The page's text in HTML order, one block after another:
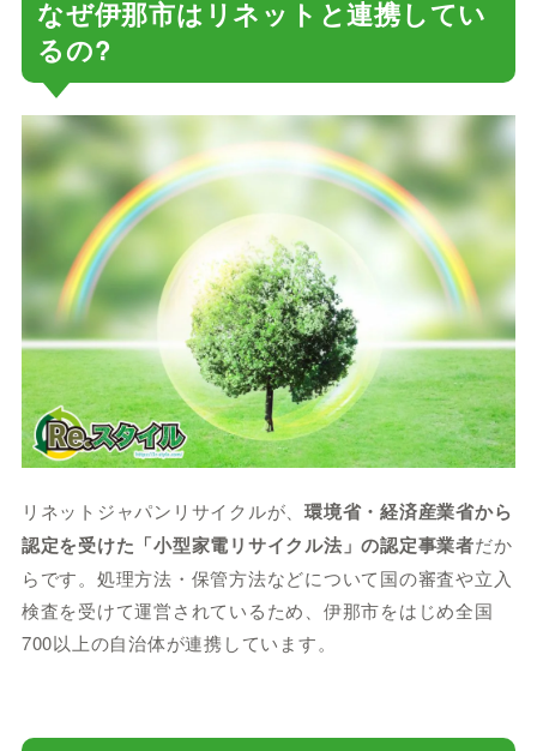
なぜ伊那市はリネットと連携してい
るの?
リネットジャパンリサイクルが、環境省・経済産業省から
認定を受けた「小型家電リサイクル法」の認定事業者だか
らです。処理方法・保管方法などについて国の審査や立入
検査を受けて運営されているため、伊那市をはじめ全国
700以上の自治体が連携しています。